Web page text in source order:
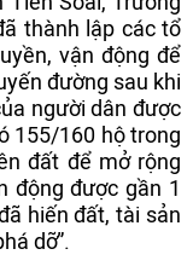
thành lập các tổ
vận động để
đường sau khi
người dân được
155/160 hộ trong
đất để mở rộng
động được gần 1
hiến đất, tài sản
dỡ”.